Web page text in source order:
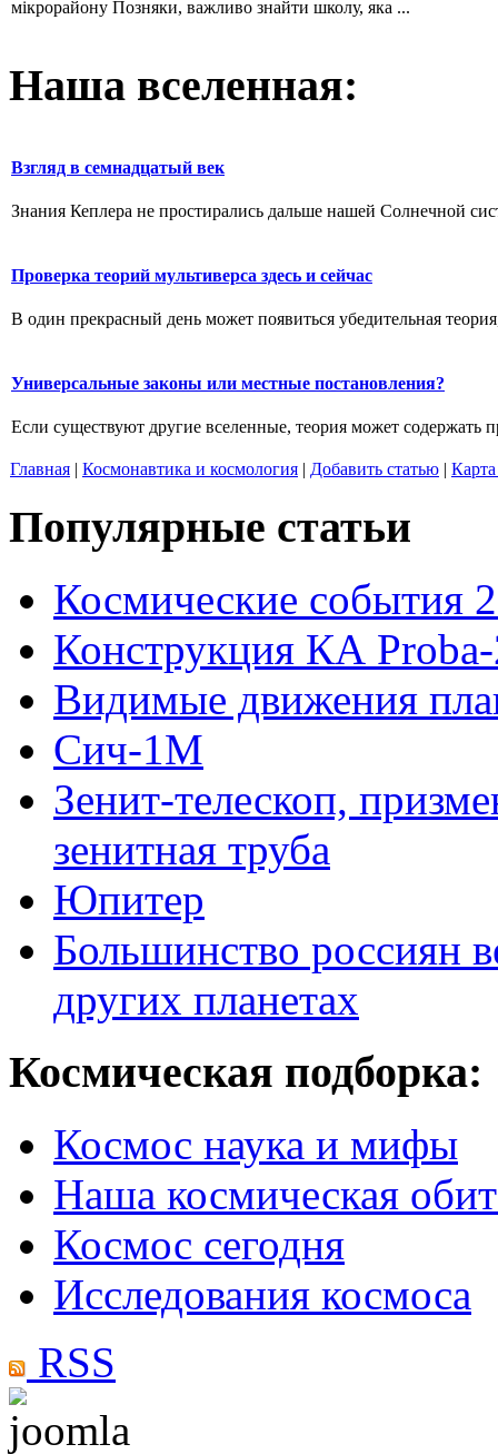
мікрорайону Позняки, важливо знайти школу, яка ...
Наша вселенная:
Взгляд в семнадцатый век
Знания Кеплера не простирались дальше нашей Солнечной
Проверка теорий мультиверса здесь и сейчас
В один прекрасный день может появиться убедительная
Универсальные законы или местные постановления?
Если существуют другие вселенные, теория может содержать
Главная | Космонавтика и космология | Добавить статью | Карта
Популярные статьи
Космические события
Конструкция КА
Видимые движения
Сич-1М
Зенит-телескоп,
зенитная труба
Юпитер
Большинство россиян
других планетах
Космическая подборка:
Космос наука и мифы
Наша космическая
Космос сегодня
Исследования космоса
RSS